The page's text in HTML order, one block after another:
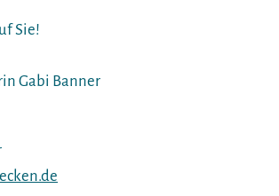
Sie!
Gabi Banner